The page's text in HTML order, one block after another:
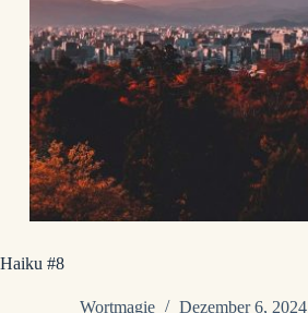
Haiku #8
Wortmagie Dezember 6, 2024